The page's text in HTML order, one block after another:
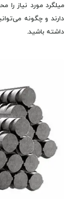
میلگرد مورد نیاز را
دارند و چگونه
داشته باشید.